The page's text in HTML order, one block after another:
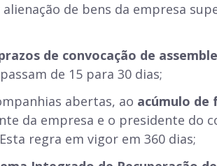
de bens da empresa
de convocação de
de 15 para 30 dias;
abertas, ao acúmulo de
da empresa e o presidente do
regra em vigor em 360 dias;